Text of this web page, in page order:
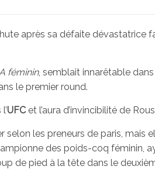
après sa défaite dévastatrice
féminin, semblait innarêtable dans
le premier round.
UFC et l’aura d’invincibilité de
les preneurs de paris, mais
des poids-coq féminin,
de pied à la tête dans le